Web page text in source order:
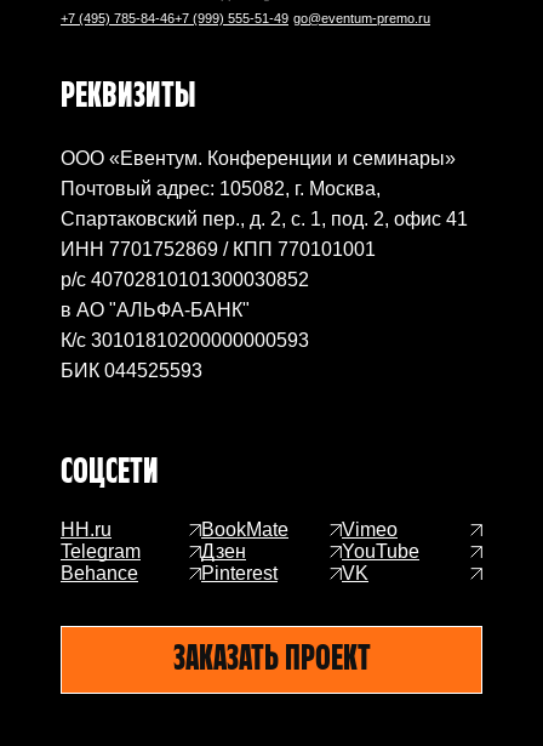
+7 (495) 785-84-46+7 (999) 555-51-49 go@eventum-premo.ru
РЕКВИЗИТЫ
ООО «Евентум. Конференции и семинары»
Почтовый адрес: 105082, г. Москва,
Спартаковский пер., д. 2, с. 1, под. 2, офис 41
ИНН 7701752869 / КПП 770101001
р/с 40702810101300030852
в АО "АЛЬФА-БАНК"
К/с 30101810200000000593
БИК 044525593
СОЦСЕТИ
HH.ru BookMate
Vimeo
Telegram
Дзен
YouTube
Behance
Pinterest VK
ЗАКАЗАТЬ ПРОЕКТ